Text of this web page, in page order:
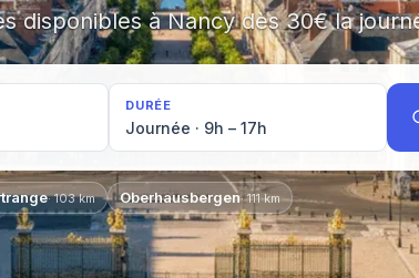
disponibles à Nancy dès 30€ la
DURÉE
Journée · 9h – 17h
·103km Oberhausbergen·111km